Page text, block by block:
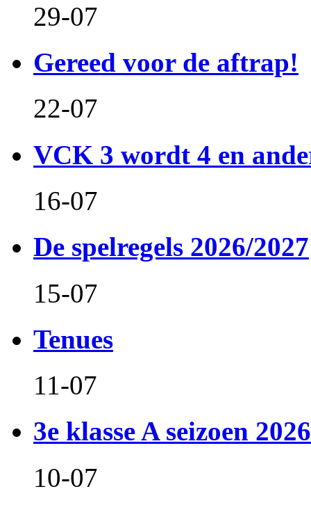
29-07
Gereed voor de aftrap!
22-07
VCK 3 wordt 4 en
16-07
De spelregels 2026/2027
15-07
Tenues
11-07
3e klasse A seizoen
10-07